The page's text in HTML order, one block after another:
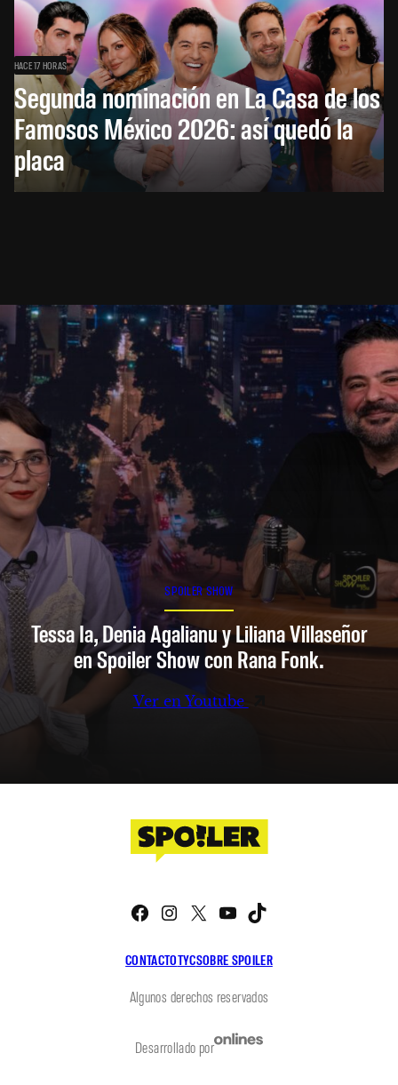
HACE 17 HORAS
Segunda nominación en La Casa de los
Famosos México 2026: así quedó la
placa
SPOILER SHOW
Tessa Ia, Denia Agalianu y Liliana Villaseñor
en Spoiler Show con Rana Fonk.
Ver en Youtube
CONTACTOTYCSOBRE SPOILER
Facebook
Instagram
X YouTube
Algunos derechos reservados
Desarrollado por